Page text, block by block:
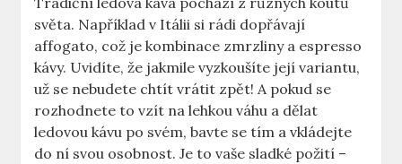
světa. Například v Itálii⁢ si rádi dopřávají
affogato, což je kombinace zmrzliny⁣ a espresso
kávy. Uvidíte, že jakmile vyzkoušíte její variantu,
už se nebudete⁣ chtít vrátit zpět! A pokud ⁤se
rozhodnete to vzít na lehkou váhu a dělat
ledovou‍ kávu po svém, bavte se tím a‍ vkládejte
do ní svou⁤ osobnost. Je to vaše sladké ​požití –